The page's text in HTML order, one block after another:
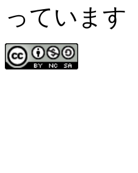
っています